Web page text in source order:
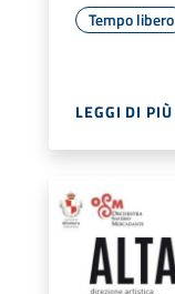
Tempo libero
LEGGI DI PIÙ